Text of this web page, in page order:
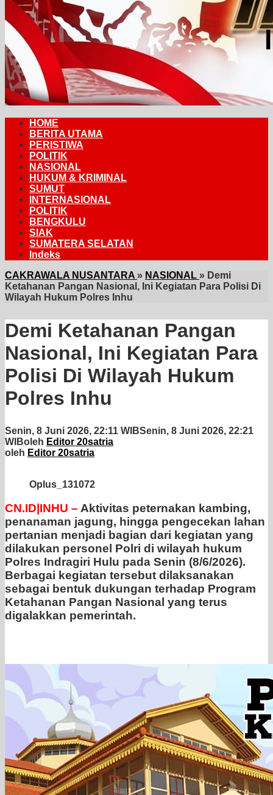
HOME
BERITA UTAMA
PERISTIWA
POLITIK
NASIONAL
HUKUM & KRIMINAL
SUMUT
INTERNASIONAL
POLITIK
BENGKULU
SIAK
SUMATERA SELATAN
Indeks
CAKRAWALA NUSANTARA » NASIONAL » Demi
Ketahanan Pangan Nasional, Ini Kegiatan Para Polisi Di
Wilayah Hukum Polres Inhu
Demi Ketahanan Pangan
Nasional, Ini Kegiatan Para
Polisi Di Wilayah Hukum
Polres Inhu
Senin, 8 Juni 2026, 22:11 WIBSenin, 8 Juni 2026, 22:21
WIBoleh Editor 20satria
oleh Editor 20satria
Oplus_131072
CN.ID|INHU – Aktivitas peternakan kambing,
penanaman jagung, hingga pengecekan lahan
pertanian menjadi bagian dari kegiatan yang
dilakukan personel Polri di wilayah hukum
Polres Indragiri Hulu pada Senin (8/6/2026).
Berbagai kegiatan tersebut dilaksanakan
sebagai bentuk dukungan terhadap Program
Ketahanan Pangan Nasional yang terus
digalakkan pemerintah.